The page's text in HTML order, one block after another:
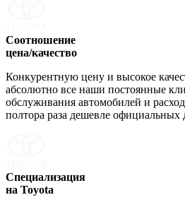
Соотношение
цена/качество
Конкурентную цену и высокое
абсолютно все наши постоянные
обслуживания автомобилей и
полтора раза дешевле официальных
Специализация
на Toyota